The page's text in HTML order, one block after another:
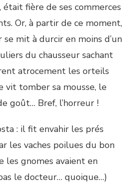
fière de ses commerces
Or, à partir de ce moment,
mit à durcir en moins d’un
du chausseur sachant
atrocement les orteils
vit tomber sa mousse, le
goût… Bref, l’horreur !
: il fit envahir les prés
les vaches poilues du bon
les gnomes avaient en
le docteur… quoique…)